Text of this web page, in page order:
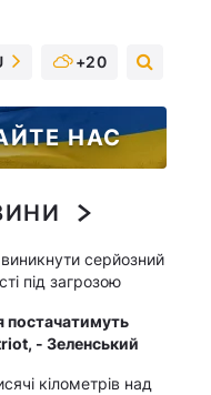
+20
НАС
серйозний
під загрозою
- Зеленський
кілометрів над